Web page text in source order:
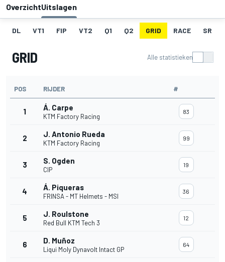
OverzichtUitslagen
DL VT1 FIP VT2 Q1 Q2 GRID RACE SR
GRID Alle statistieken
POS RIJDER #
1 Á. Carpe
KTM Factory Racing
83
2 J. Antonio Rueda
KTM Factory Racing
99
3 S. Ogden
CIP
19
4 Á. Piqueras
FRINSA - MT Helmets - MSI
36
5 J. Roulstone
Red Bull KTM Tech 3
12
6 D. Muñoz
Liqui Moly Dynavolt Intact GP
64